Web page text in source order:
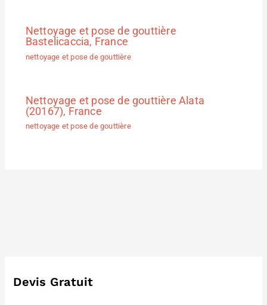
Nettoyage et pose de gouttière
Bastelicaccia, France
nettoyage et pose de gouttière
Nettoyage et pose de gouttière Alata
(20167), France
nettoyage et pose de gouttière
Devis Gratuit